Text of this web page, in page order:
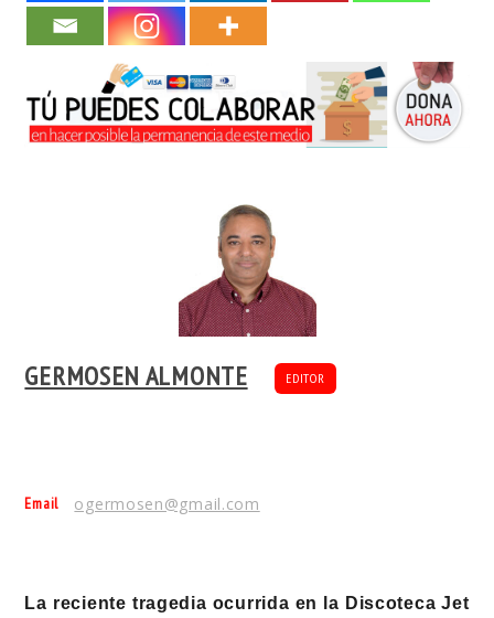
GERMOSEN ALMONTE EDITOR
Email ogermosen@gmail.com
La reciente tragedia ocurrida en la Discoteca Jet